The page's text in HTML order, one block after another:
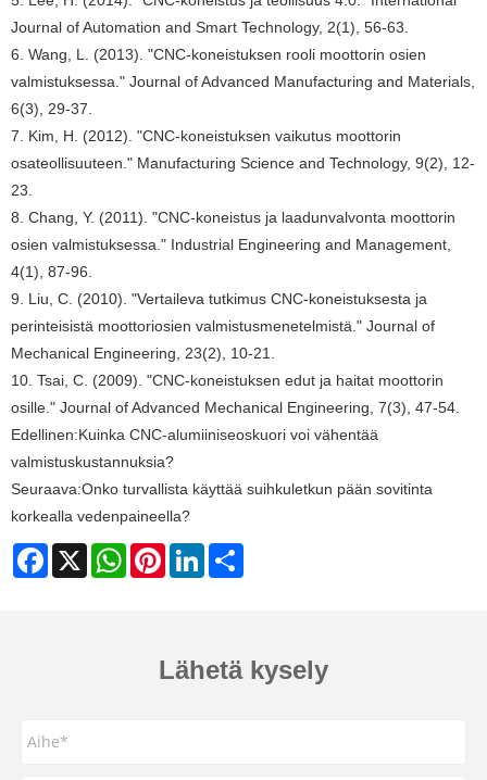
Journal of Automation and Smart Technology, 2(1), 56-63.
6. Wang, L. (2013). "CNC-koneistuksen rooli moottorin osien
valmistuksessa." Journal of Advanced Manufacturing and Materials,
6(3), 29-37.
7. Kim, H. (2012). "CNC-koneistuksen vaikutus moottorin
osateollisuuteen." Manufacturing Science and Technology, 9(2), 12-
23.
8. Chang, Y. (2011). "CNC-koneistus ja laadunvalvonta moottorin
osien valmistuksessa." Industrial Engineering and Management,
4(1), 87-96.
9. Liu, C. (2010). "Vertaileva tutkimus CNC-koneistuksesta ja
perinteisistä moottoriosien valmistusmenetelmistä." Journal of
Mechanical Engineering, 23(2), 10-21.
10. Tsai, C. (2009). "CNC-koneistuksen edut ja haitat moottorin
osille." Journal of Advanced Mechanical Engineering, 7(3), 47-54.
Edellinen:Kuinka CNC-alumiiniseoskuori voi vähentää
valmistuskustannuksia?
Seuraava:Onko turvallista käyttää suihkuletkun pään sovitinta
korkealla vedenpaineella?
Facebook
X WhatsAppPinterestLinkedIn
Lähetä kysely